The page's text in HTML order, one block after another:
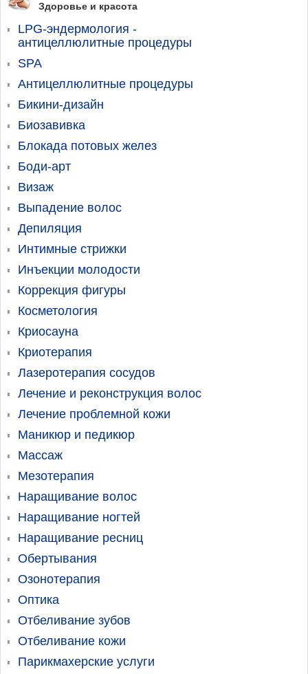
Здоровье и красота
LPG-эндермология -
антицеллюлитные процедуры
SPA
Антицеллюлитные процедуры
Бикини-дизайн
Биозавивка
Блокада потовых желез
Боди-арт
Визаж
Выпадение волос
Депиляция
Интимные стрижки
Инъекции молодости
Коррекция фигуры
Косметология
Криосауна
Криотерапия
Лазеротерапия сосудов
Лечение и реконструкция волос
Лечение проблемной кожи
Маникюр и педикюр
Массаж
Мезотерапия
Наращивание волос
Наращивание ногтей
Наращивание ресниц
Обертывания
Озонотерапия
Оптика
Отбеливание зубов
Отбеливание кожи
Парикмахерские услуги